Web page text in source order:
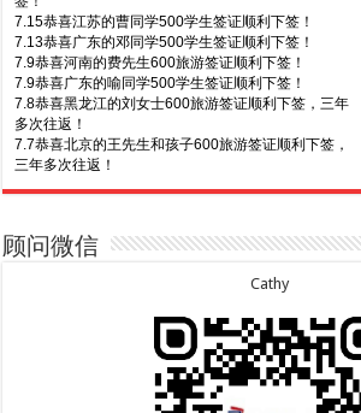
7.29恭喜日本的Motegi女士485工作签证顺利下签！
7.28恭喜山东的李先生189技术移民签证顺利下签！
7.24恭喜辽宁的蔡同学500学生签证顺利下签！
7.22恭喜安徽的吴先生190技术移民签证顺利下签！
7.22恭喜尼泊尔的Shrestha先生491州担保签证顺利
7.15恭喜江苏的曹同学500学生签证顺利下签！
7.13恭喜广东的邓同学500学生签证顺利下签！
7.9恭喜河南的费先生600旅游签证顺利下签！
7.9恭喜广东的喻同学500学生签证顺利下签！
7.8恭喜黑龙江的刘女士600旅游签证顺利下签，三年
多次往返！
7.7恭喜北京的王先生和孩子600旅游签证顺利下签，
三年多次往返！
7.1恭喜辽宁的穆先生600旅游签证顺利下签，一年多
次往返！
6.30恭喜马来西亚的YAP先生夫妇482签证顺利下
6.30恭喜新疆的赵女士155居住返回签证顺利下签！
6.30恭喜江苏的万女士夫妇870签证顺利下签！
6.24恭喜河北的张同学500学生签证顺利下签！
6.24恭喜山东的胡女士600旅游签证顺利下签，三年
顾问微信
Cathy